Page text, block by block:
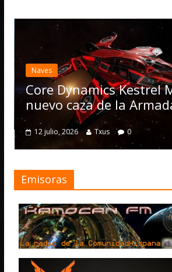
Naves
Core Dynamics Kestrel
nuevo caza de la
12 julio, 2026 Txus 0
Emisoras